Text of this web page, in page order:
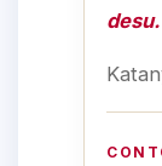
desu.